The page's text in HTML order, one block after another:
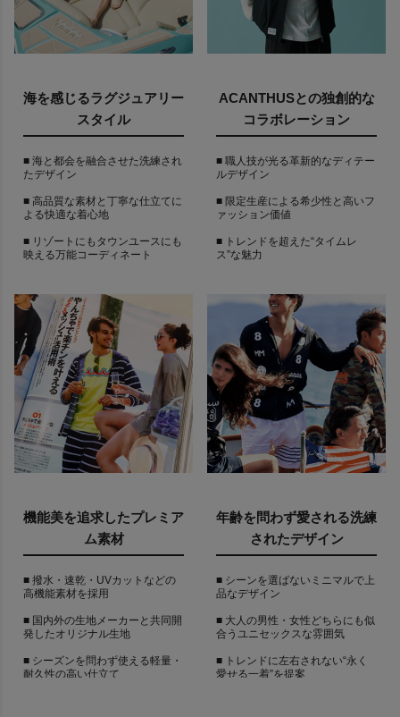
海を感じるラグジュアリー
スタイル
■ 海と都会を融合させた洗練され
たデザイン
■ 高品質な素材と丁寧な仕立てに
よる快適な着心地
■ リゾートにもタウンユースにも
映える万能コーディネート
ACANTHUSとの独創的な
コラボレーション
■ 職人技が光る革新的なディテー
ルデザイン
■ 限定生産による希少性と高いフ
ァッション価値
■ トレンドを超えた“タイムレ
ス”な魅力
機能美を追求したプレミア
ム素材
■ 撥水・速乾・UVカットなどの
高機能素材を採用
■ 国内外の生地メーカーと共同開
発したオリジナル生地
■ シーズンを問わず使える軽量・
耐久性の高い仕立て
年齢を問わず愛される洗練
されたデザイン
■ シーンを選ばないミニマルで上
品なデザイン
■ 大人の男性・女性どちらにも似
合うユニセックスな雰囲気
■ トレンドに左右されない“永く
愛せる一着”を提案